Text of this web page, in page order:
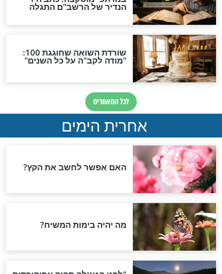
רבי שמעון ול"ג
מה המשמעות של ל"ג
בעומר?
עולים למירון,
שימו לב ל-3 הדברים שמציין
הראשי
ל"ג בעומר
חדשות יהדות